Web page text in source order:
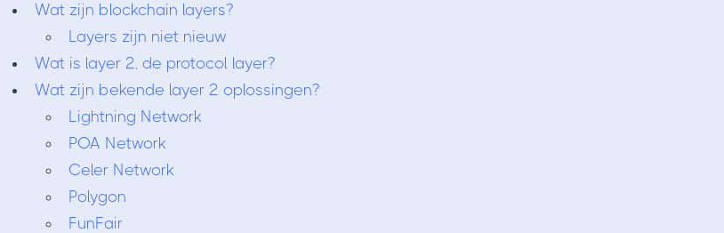
Wat zijn blockchain layers?
Layers zijn niet nieuw
Wat is layer 2, de protocol layer?
Wat zijn bekende layer 2 oplossingen?
Lightning Network
POA Network
Celer Network
Polygon
FunFair